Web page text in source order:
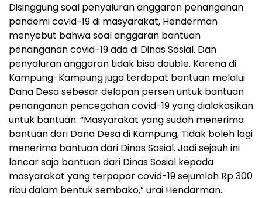
Disinggung soal penyaluran anggaran penanganan
pandemi covid-19 di masyarakat, Henderman
menyebut bahwa soal anggaran bantuan
penanganan covid-19 ada di Dinas Sosial. Dan
penyaluran anggaran tidak bisa double. Karena di
Kampung-Kampung juga terdapat bantuan melalui
Dana Desa sebesar delapan persen untuk bantuan
penanganan pencegahan covid-19 yang dialokasikan
untuk bantuan. “Masyarakat yang sudah menerima
bantuan dari Dana Desa di Kampung, Tidak boleh lagi
menerima bantuan dari Dinas Sosial. Jadi sejauh ini
lancar saja bantuan dari Dinas Sosial kepada
masyarakat yang terpapar covid-19 sejumlah Rp 300
ribu dalam bentuk sembako,” urai Hendarman.